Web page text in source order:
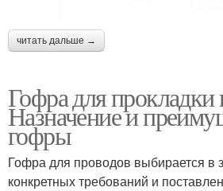
читать дальше →
Гофра для прокладки
Назначение и
гофры
Гофра для проводов выбирается в
конкретных требований и